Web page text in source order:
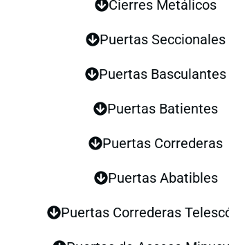
Cierres Metálicos
Puertas Seccionales
Puertas Basculantes
Puertas Batientes
Puertas Correderas
Puertas Abatibles
Puertas Correderas